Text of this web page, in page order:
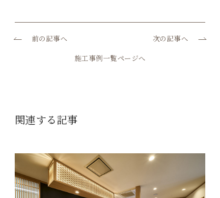
前の記事へ
施工事例一覧ページへ
次の記事へ
関連する記事